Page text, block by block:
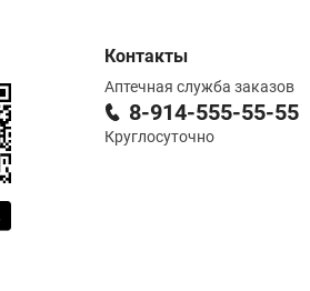
Контакты
Аптечная служба заказов
8-914-555-55-55
Круглосуточно